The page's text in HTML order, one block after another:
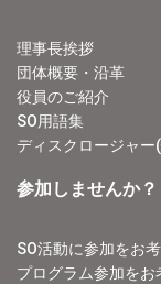
理事長挨拶
団体概要・沿革
役員のご紹介
SO用語集
ディスクロージャー
参加しませんか？
SO活動に参加をお
プログラム参加をお